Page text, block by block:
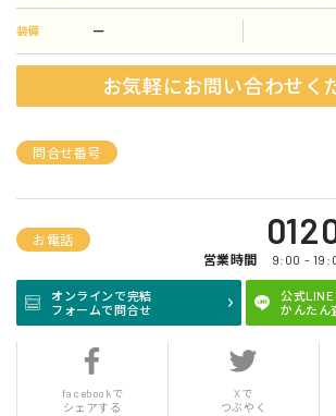
装備 ー
お気軽にお問い合わせく
問合せ番号
お電話
営業時間 9:00 -
オンラインで完結
フォームで問合せ
公式LINE
かんたん
facebookで
シェアする
Xで
つぶやく